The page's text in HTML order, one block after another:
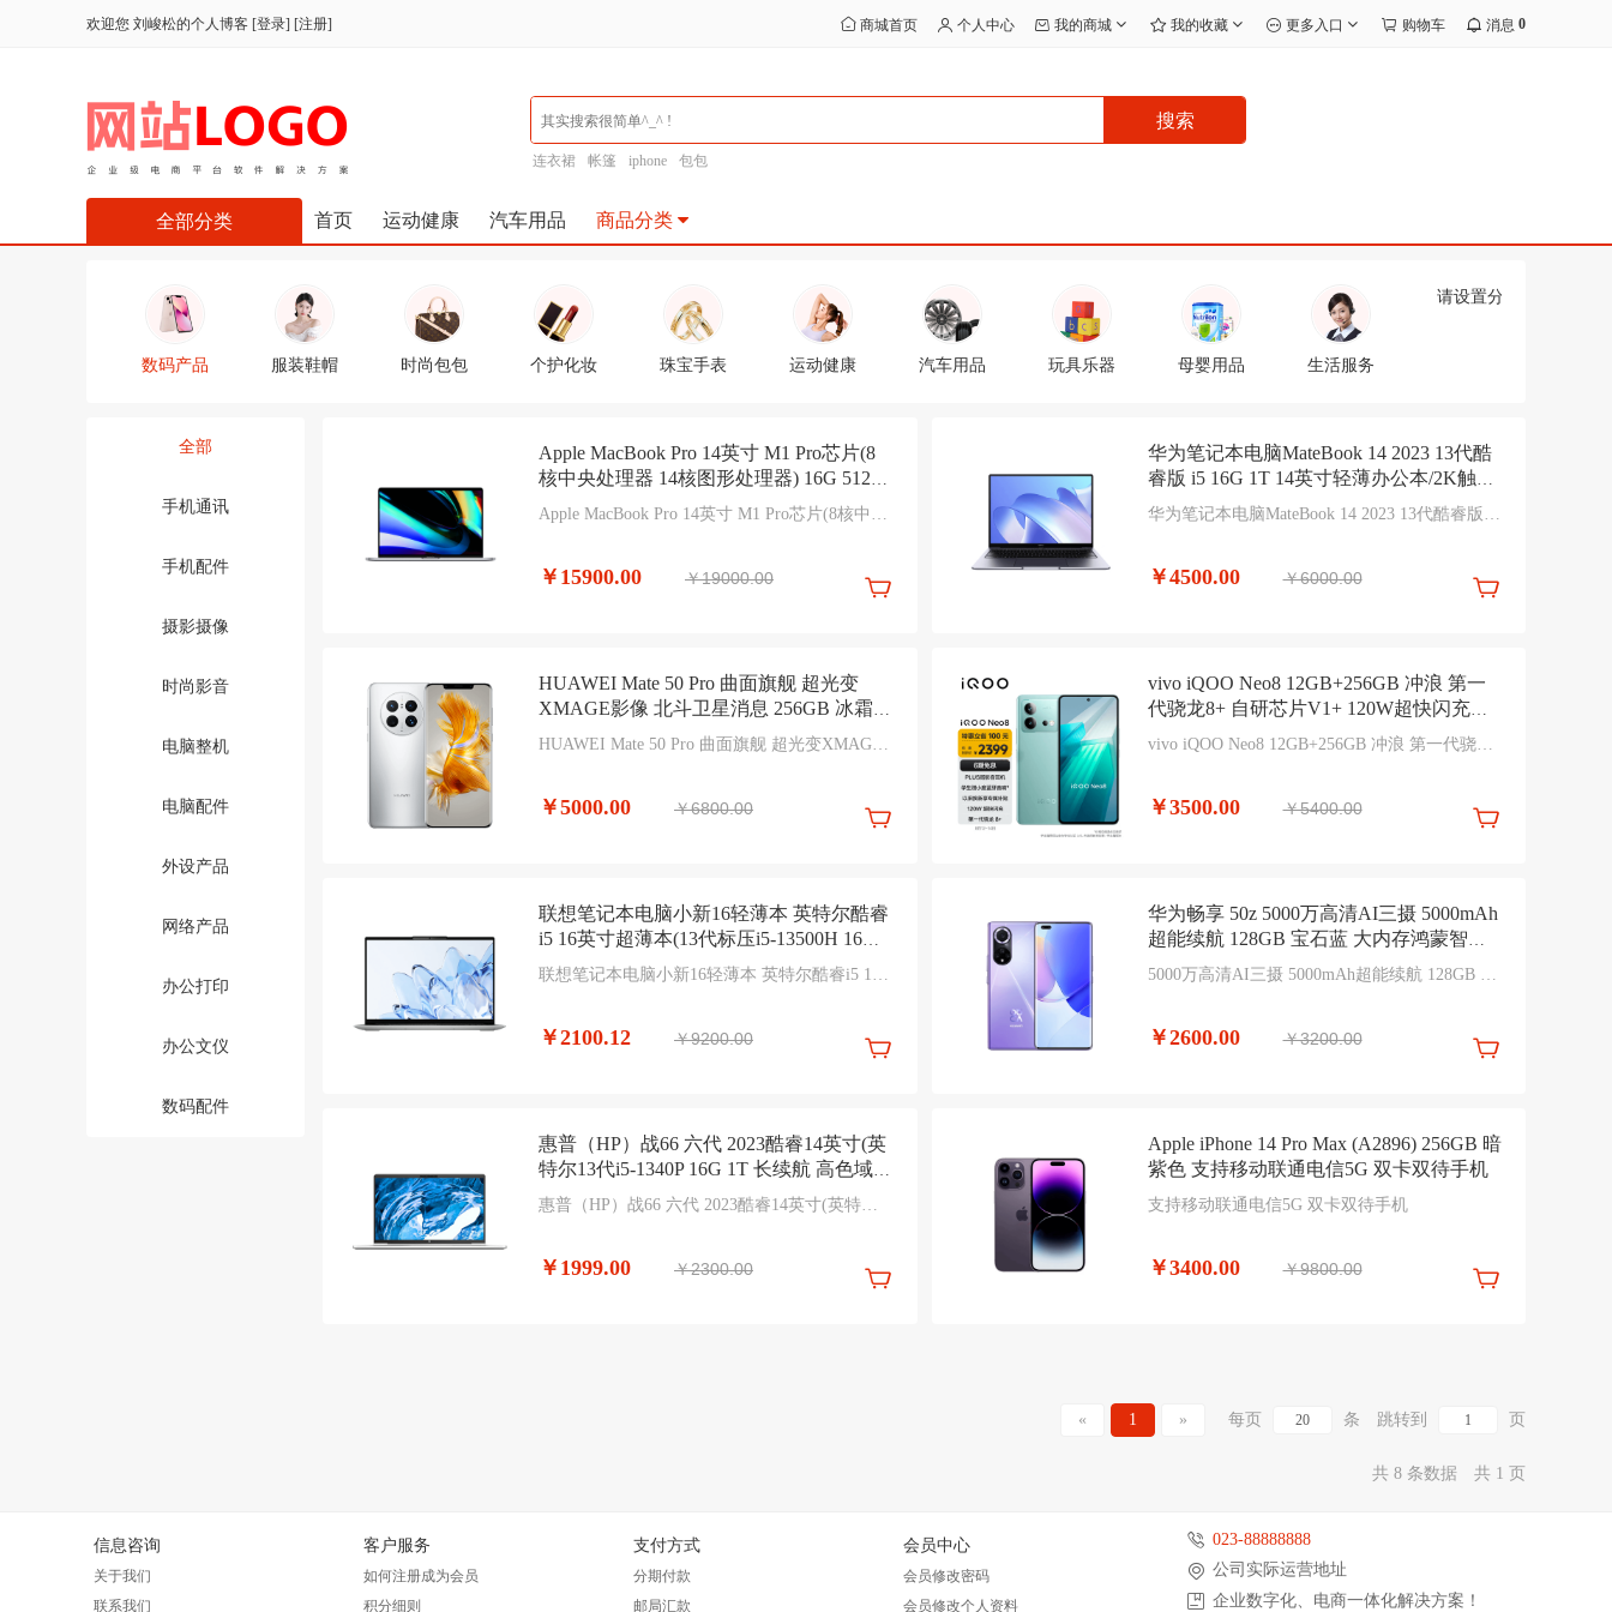
欢迎您 刘峻松的个人博客 [登录] [注册] 商城首页 个人中心 我的商城 我的收藏 更多入口 购物车 消息 0
搜索
连衣裙 帐篷 iphone 包包
首页 运动健康 汽车用品 商品分类
全部分类
数码产品 服装鞋帽 时尚包包 个护化妆 珠宝手表 运动健康 汽车用品 玩具乐器 母婴用品 生活服务
请设置分类
全部
手机通讯
手机配件
摄影摄像
时尚影音
电脑整机
电脑配件
外设产品
网络产品
办公打印
办公文仪
数码配件
Apple MacBook Pro 14英寸 M1 Pro芯片(8
核中央处理器 14核图形处理器) 16G 512G
深空灰 笔记本 MKGP3CH/A
Apple MacBook Pro 14英寸 M1 Pro芯片(8核中央
￥15900.00 ￥19000.00
华为笔记本电脑MateBook 14 2023 13代酷
睿版 i5 16G 1T 14英寸轻薄办公本/2K触控
全面屏/手机互联 深空灰
华为笔记本电脑MateBook 14 2023 13代酷睿版 i5
￥4500.00 ￥6000.00
HUAWEI Mate 50 Pro 曲面旗舰 超光变
XMAGE影像 北斗卫星消息 256GB 冰霜银
华为鸿蒙手机
HUAWEI Mate 50 Pro 曲面旗舰 超光变XMAGE
￥5000.00 ￥6800.00
vivo iQOO Neo8 12GB+256GB 冲浪 第一
代骁龙8+ 自研芯片V1+ 120W超快闪充
144Hz高刷 5G游戏电竞性能手机
vivo iQOO Neo8 12GB+256GB 冲浪 第一代骁龙
￥3500.00 ￥5400.00
联想笔记本电脑小新16轻薄本 英特尔酷睿
i5 16英寸超薄本(13代标压i5-13500H 16G
512G)灰 商务办公学生
联想笔记本电脑小新16轻薄本 英特尔酷睿i5 16
￥2100.12 ￥9200.00
华为畅享 50z 5000万高清AI三摄 5000mAh
超能续航 128GB 宝石蓝 大内存鸿蒙智能
手机
5000万高清AI三摄 5000mAh超能续航 128GB 宝
￥2600.00 ￥3200.00
惠普（HP）战66 六代 2023酷睿14英寸(英
特尔13代i5-1340P 16G 1T 长续航 高色域低
功耗 AI新体验)高性能轻薄笔记本电脑
惠普（HP）战66 六代 2023酷睿14英寸(英特尔
￥1999.00 ￥2300.00
Apple iPhone 14 Pro Max (A2896) 256GB 暗
紫色 支持移动联通电信5G 双卡双待手机
支持移动联通电信5G 双卡双待手机
￥3400.00 ￥9800.00
« 1 » 每页 条 跳转到 页
共 8 条数据 共 1 页
信息咨询
关于我们
联系我们
客户服务
如何注册成为会员
积分细则
支付方式
分期付款
邮局汇款
会员中心
会员修改密码
会员修改个人资料
023-88888888
公司实际运营地址
企业数字化、电商一体化解决方案！